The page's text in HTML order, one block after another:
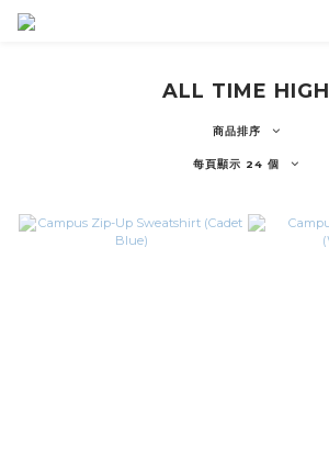
ALL TIME HIGH
商品排序
每頁顯示 24 個